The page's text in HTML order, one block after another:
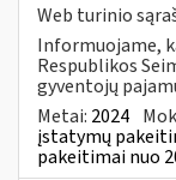
Web turinio
Informuojame,
Respublikos
gyventojų
Metai: 2024
įstatymų
pakeitimai nuo